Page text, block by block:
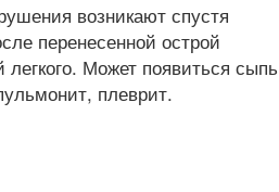
возникают спустя
перенесенной острой
Может появиться сыпь
плеврит.